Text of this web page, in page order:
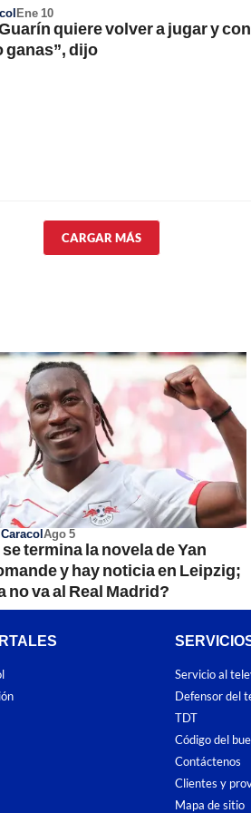
Ene 10
quiere volver a jugar y
ganas”, dijo
CARGAR MÁS
Ago 5
se termina la novela de Yan
y hay noticia en Leipzig;
no va al Real Madrid?
Servicio al
Defensor del
TDT
Código del
Contáctenos
Clientes y
Mapa de sitio